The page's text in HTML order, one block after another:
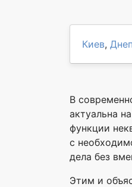
Киев,
В
актуальна на
функции
с
дела без
Этим и